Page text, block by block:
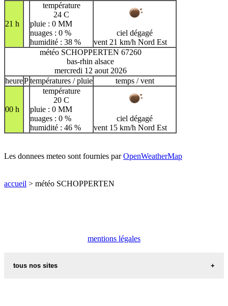
21 h
température
24 C
pluie : 0 MM
nuages : 0 %
humidité : 38 %
ciel dégagé
vent 21 km/h Nord Est
météo SCHOPPERTEN 67260
bas-rhin alsace
mercredi 12 aout 2026
heurePtempératures / pluie temps / vent
00 h
température
20 C
pluie : 0 MM
nuages : 0 %
humidité : 46 %
ciel dégagé
vent 15 km/h Nord Est
Les donnees meteo sont fournies parOpenWeatherMap
accueil > météo SCHOPPERTEN
mentions légales
tous nos sites